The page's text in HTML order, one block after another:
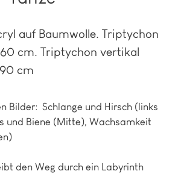
auf Baumwolle. Triptychon
cm. Triptychon vertikal
cm
Bilder: Schlange und Hirsch (links
und Biene (Mitte), Wachsamkeit
den Weg durch ein Labyrinth